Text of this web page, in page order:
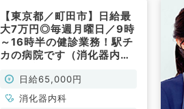
【東京都／町田市】日給最
大7万円◎毎週月曜日／9時
～16時半の健診業務！駅チ
カの病院です（消化器内
勤）日給65,000円
消化器内科